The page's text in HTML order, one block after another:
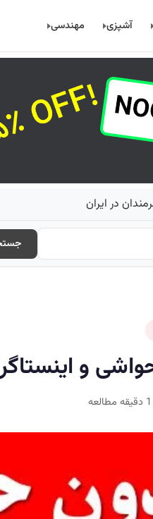
آشپزی مهندسی
در ایران
و